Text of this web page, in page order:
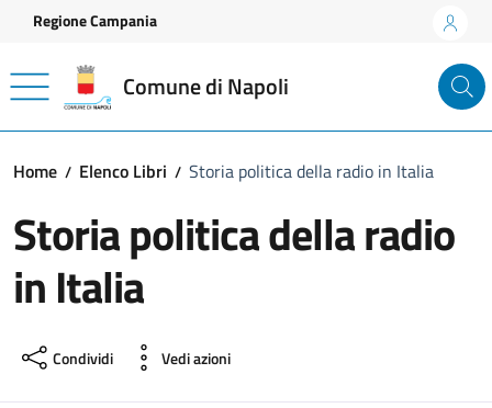
Vai ai contenuti
Vai al footer
Regione Campania
Comune di Napoli
Home Elenco Libri Storia politica della radio in Italia
Storia politica della radio
in Italia
Condividi Vedi azioni